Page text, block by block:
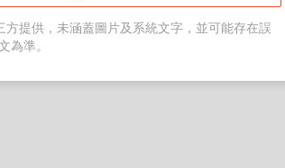
方提供，未涵蓋圖片及系統文字，並可能存在誤
為準。